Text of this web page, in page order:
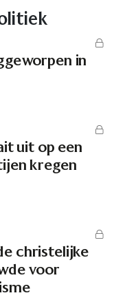
in
uit op een
kregen
christelijke
voor